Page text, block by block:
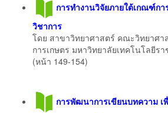
การทํางานวิจัยภายใต้เกณฑ์ก
วิชาการ
โดย สาขาวิทยาศาสตร์ คณะวิทยาศา
การเกษตร มหาวิทยาลัยเทคโนโลยีร
(หน้า 149-154)
การพัฒนาการเขียนบทความ เ